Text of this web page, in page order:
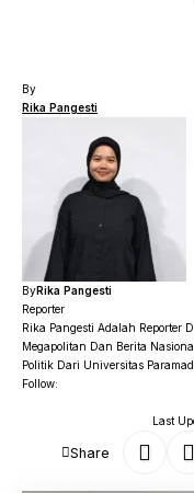
Last
By
Rika Pangesti
ByRika Pangesti
Reporter
Rika Pangesti Adalah Reporter
Megapolitan Dan Berita
Politik Dari Universitas
Follow:
Share